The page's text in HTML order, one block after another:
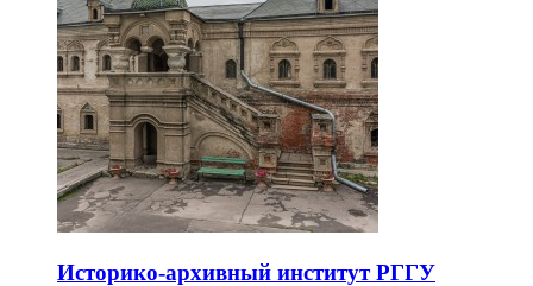
Историко-архивный институт РГГУ